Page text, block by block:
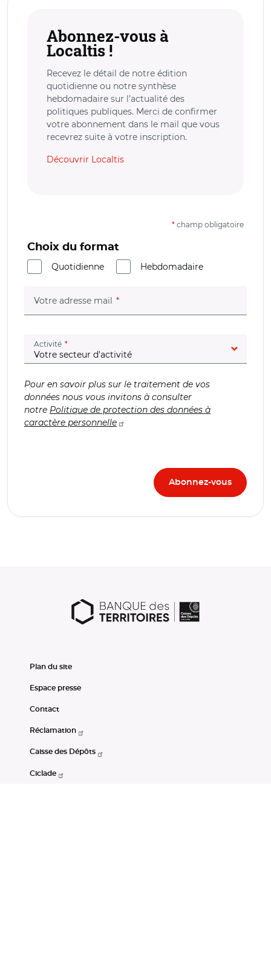
Abonnez-vous à
Localtis !
Recevez le détail de notre édition
quotidienne ou notre synthèse
hebdomadaire sur l’actualité des
politiques publiques. Merci de confirmer
votre abonnement dans le mail que vous
recevrez suite à votre inscription.
Découvrir Localtis
* champ obligatoire
Choix du format
Quotidienne
Hebdomadaire
Votre adresse mail (champ obligatoire)
Activité (champ obligatoire)
Pour en savoir plus sur le traitement de vos
données nous vous invitons à consulter
notre Politique de protection des données à
caractère personnelle
Plan du site
Espace presse
Contact
Réclamation
Caisse des Dépôts
Ciclade